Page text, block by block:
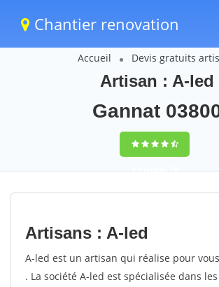
Chantier renovation
Accueil Devis gratuits
Artisan : A-led
Gannat
9,5(100%)74
votes
Artisans : A-led
A-led est un artisan qui réalise pour
. La société A-led est spécialisée dans